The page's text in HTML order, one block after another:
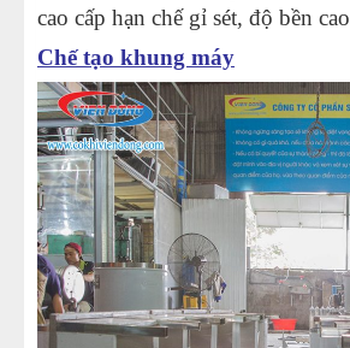
cao cấp hạn chế gỉ sét, độ bền cao
Chế tạo khung máy